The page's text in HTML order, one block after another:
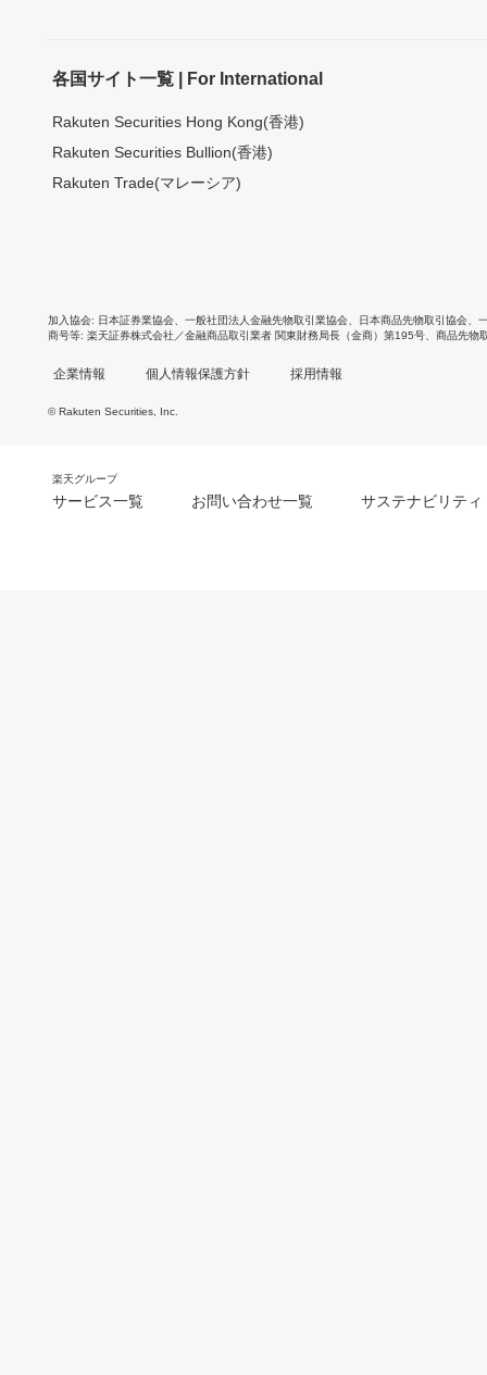
各国サイト一覧 | For International
Rakuten Securities Hong Kong(香港)
Rakuten Securities Bullion(香港)
Rakuten Trade(マレーシア)
加入協会 日本証券業協会 一般社団法人金融先物取引業協会 日本商品先物取引協会
商号等 楽天証券株式会社／金融商品取引業者 関東財務局長（金商）第195号、商品先物
企業情報 個人情報保護方針 採用情報
© Rakuten Securities, Inc.
楽天グループ
サービス一覧 お問い合わせ一覧 サステナビリティ